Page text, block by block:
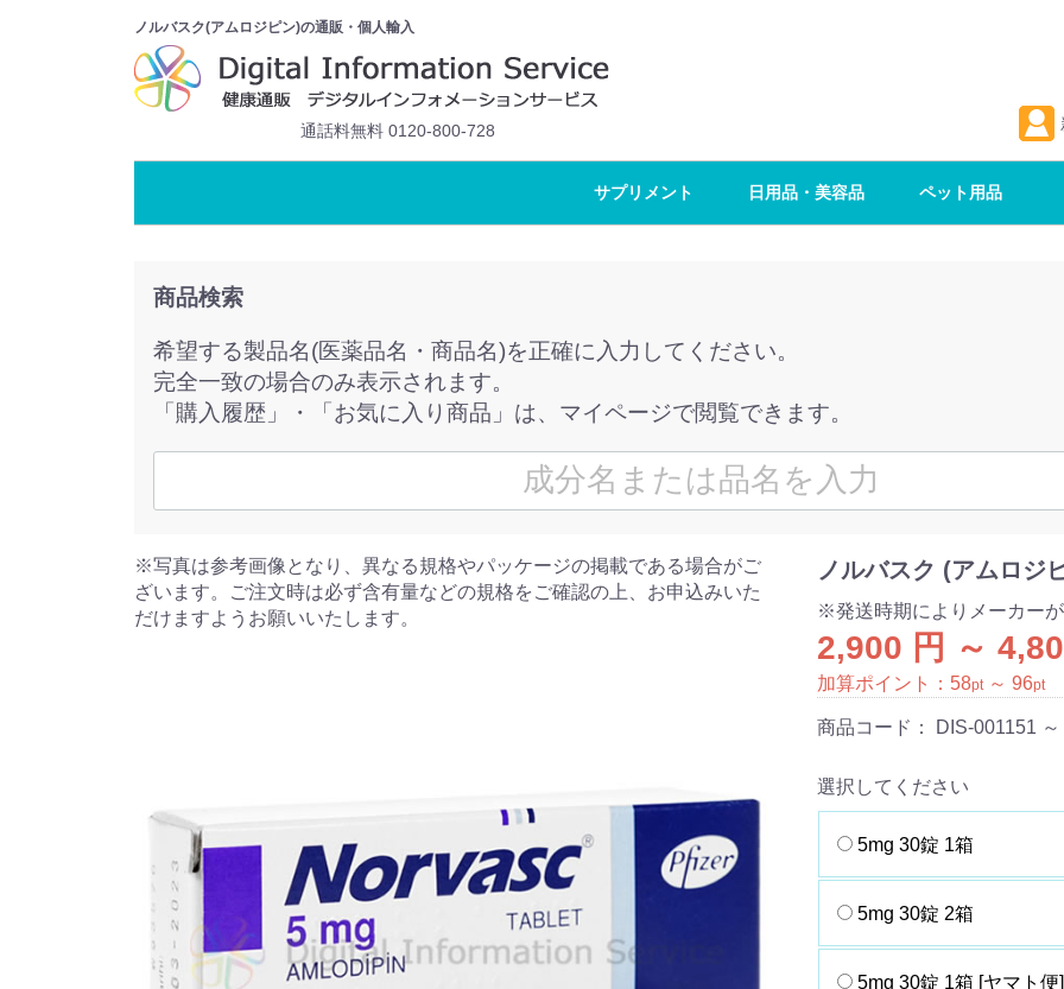
ノルバスク(アムロジピン)の通販・個人輸入
通話料無料 0120-800-728
サプリメント 日用品・美容品 ペット用品
商品検索
希望する製品名(医薬品名・商品名)を正確に入力してください。
完全一致の場合のみ表示されます。
「購入履歴」・「お気に入り商品」は、マイページで閲覧できます。
※写真は参考画像となり、異なる規格やパッケージの掲載である場合がご
ざいます。ご注文時は必ず含有量などの規格をご確認の上、お申込みいた
だけますようお願いいたします。
ノルバスク (アムロジ
※発送時期によりメーカー
2,900 円 ～
加算ポイント： 58pt ～ 96pt
商品コード： DIS-001151
選択してください
5mg 30錠 1箱
5mg 30錠 2箱
5mg 30錠 1箱 [ヤマト便]